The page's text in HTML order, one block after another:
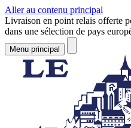
Aller au contenu principal
Livraison en point relais offerte
dans une sélection de pays
Menu principal